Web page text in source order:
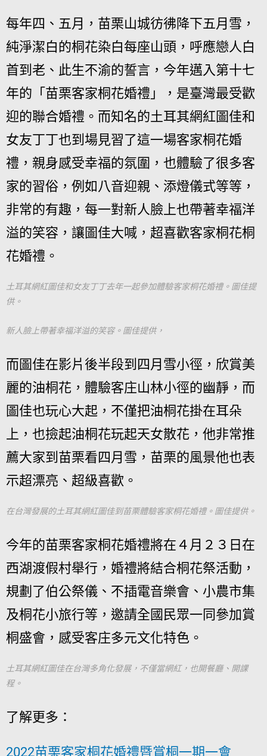
每年四、五月，苗栗山城彷彿降下五月雪，
純淨潔白的桐花染白每座山頭，呼應戀人白
首到老、此生不渝的誓言，今年邁入第十七
年的「苗栗客家桐花婚禮」，是臺灣最受歡
迎的聯合婚禮。而知名的土耳其網紅圖佳和
女友丁丁也到場見習了這一場客家桐花婚
禮，親身感受幸福的氛圍，也體驗了很多客
家的習俗，例如八音迎親、添燈儀式等等，
非常的有趣，每一對新人臉上也帶著幸福洋
溢的笑容，讓圖佳大喊，超喜歡客家桐花桐
花婚禮。
土耳其網紅圖佳和女友丁丁去年一起參加體驗客家桐花婚禮。圖佳提
供。
新人臉上帶著幸福洋溢的笑容。圖佳提供，
而圖佳在影片後半段到四月雪小徑，欣賞美
麗的油桐花，體驗客庄山林小徑的幽靜，而
圖佳也玩心大起，不僅把油桐花掛在耳朵
上，也撿起油桐花玩起天女散花，他非常推
薦大家到苗栗看四月雪，苗栗的風景他也表
示超漂亮、超級喜歡。
在台灣發展的土耳其網紅圖佳到苗栗體驗客家桐花婚禮。圖佳提供。
今年的苗栗客家桐花婚禮將在４月２３日在
西湖渡假村舉行，婚禮將結合桐花祭活動，
規劃了伯公祭儀、不插電音樂會、小農市集
及桐花小旅行等，邀請全國民眾一同參加賞
桐盛會，感受客庄多元文化特色。
土耳其網紅圖佳在台灣多角化發展，不僅當網紅，也開餐廳、開課
程。
了解更多：
2022苗栗客家桐花婚禮暨賞桐一期一會